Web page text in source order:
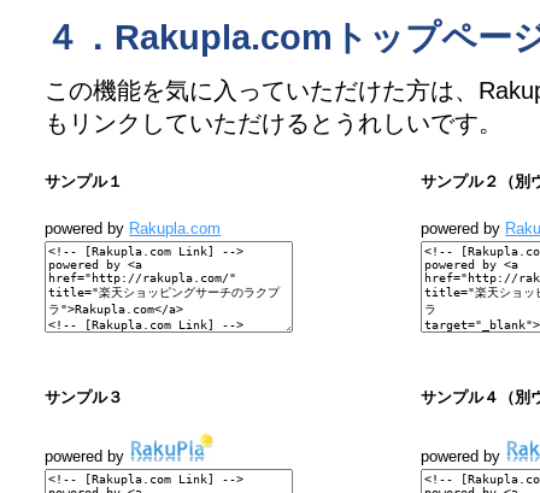
４．Rakupla.comトップペー
この機能を気に入っていただけた方は、
もリンクしていただけるとうれしいです。
サンプル１
powered by Rakupla.com
サンプル２（別
powered by
サンプル３
powered by
サンプル４（別
powered by